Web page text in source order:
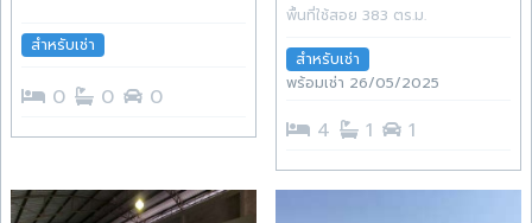
สำหรับเช่า
0 0 0
พื้นที่ใช้สอย 383 ตร.ม.
สำหรับเช่า
พร้อมเช่า 26/05/2025
4 1 1